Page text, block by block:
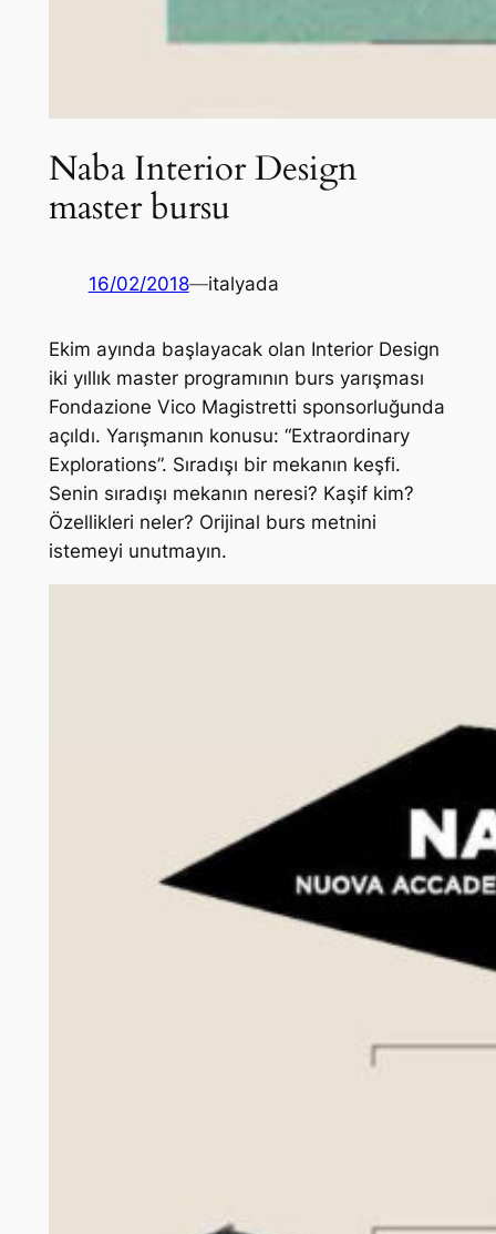
Naba Interior Design
master bursu
16/02/2018—italyada
Ekim ayında başlayacak olan Interior Design
iki yıllık master programının burs yarışması
Fondazione Vico Magistretti sponsorluğunda
açıldı. Yarışmanın konusu: “Extraordinary
Explorations”. Sıradışı bir mekanın keşfi.
Senin sıradışı mekanın neresi? Kaşif kim?
Özellikleri neler? Orijinal burs metnini
istemeyi unutmayın.